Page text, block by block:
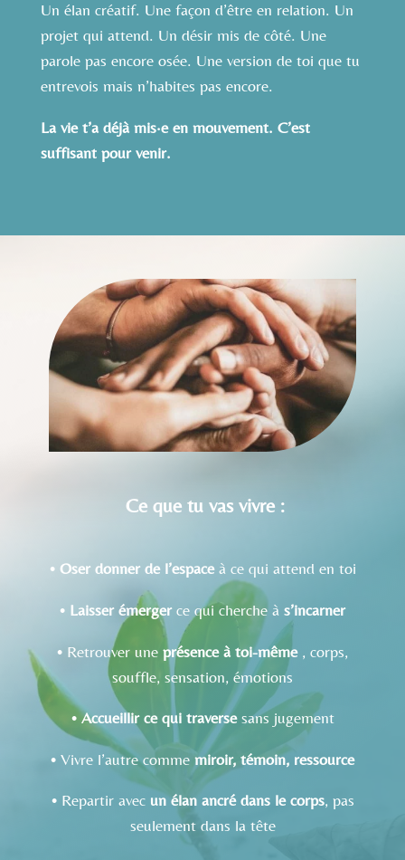
Un élan créatif. Une façon d’être en relation. Un
projet qui attend. Un désir mis de côté. Une
parole pas encore osée. Une version de toi que tu
entrevois mais n’habites pas encore.
La vie t’a déjà mis·e en mouvement. C’est
suffisant pour venir.
Ce que tu vas vivre :
• Oser donner de l’espaceà ce qui attend en toi
• Laisser émergerce qui cherche à s’incarner
• Retrouver une présence à toi-même, corps,
souffle, sensation, émotions
•Accueillir ce qui traversesans jugement
• Vivre l’autre commemiroir, témoin, ressource
• Repartir avec un élan ancré dans le corps, pas
seulement dans la tête